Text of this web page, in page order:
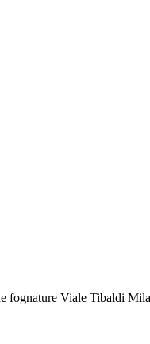
fognature Viale Tibaldi